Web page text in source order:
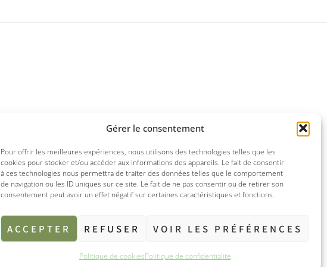
Gérer le consentement
Pour offrir les meilleures expériences, nous utilisons des technologies telles que les
cookies pour stocker et/ou accéder aux informations des appareils. Le fait de consentir
à ces technologies nous permettra de traiter des données telles que le comportement
de navigation ou les ID uniques sur ce site. Le fait de ne pas consentir ou de retirer son
consentement peut avoir un effet négatif sur certaines caractéristiques et fonctions.
ACCEPTER REFUSER VOIR LES PRÉFÉRENCES
Politique de cookiesPolitique de confidentialite